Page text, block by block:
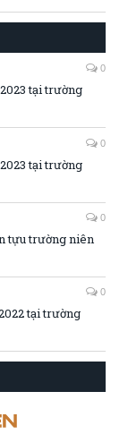
0
tại trường
0
tại trường
0
tựu trường niên
0
tại trường